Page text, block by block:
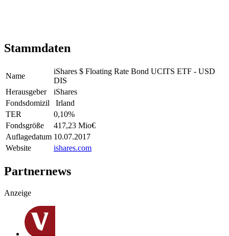
Stammdaten
Name
iShares $ Floating Rate Bond UCITS ETF - USD
DIS
Herausgeber
iShares
Fondsdomizil
Irland
TER
0,10%
Fondsgröße
417,23 Mio€
Auflagedatum 10.07.2017
Website
ishares.com
Partnernews
Anzeige